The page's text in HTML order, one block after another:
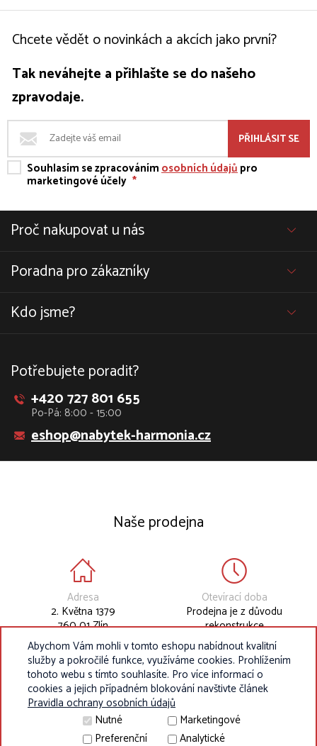
Chcete vědět o novinkách a akcích jako první?
Tak neváhejte a přihlašte se do našeho
zpravodaje.
PŘIHLÁSIT SE
Souhlasím se zpracovánímosobních údajůpro
marketingové účely *
Proč nakupovat u nás
Poradna pro zákazníky
Kdo jsme?
Potřebujete poradit?
+420 727 801 655
Po-Pá: 8:00 - 15:00
eshop@nabytek-harmonia.cz
Naše prodejna
Adresa
2. Května 1379
760 01 Zlín
Otevírací doba
Prodejna je z důvodu
rekonstrukce
dočasně uzavřena.
Abychom Vám mohli v tomto eshopu nabídnout kvalitní
služby a pokročilé funkce, využíváme cookies. Prohlížením
tohoto webu s tímto souhlasíte. Pro více informací o
cookies a jejich případném blokování navštivte článek
Pravidla ochrany osobních údajů
Nutné
Marketingové
Preferenční
Analytické